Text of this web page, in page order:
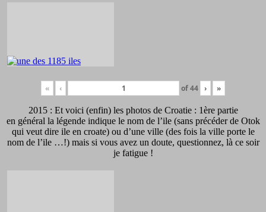
« ‹ of44 › »
2015 : Et voici (enfin) les photos de Croatie : 1ère partie
en général la légende indique le nom de l’ile (sans précéder de Otok
qui veut dire ile en croate) ou d’une ville (des fois la ville porte le
nom de l’ile …!) mais si vous avez un doute, questionnez, là ce soir
je fatigue !